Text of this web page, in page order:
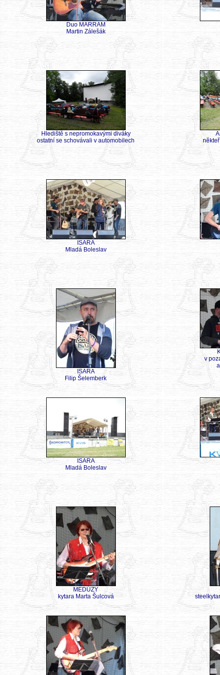
Duo MARRAM
Martin Zálešák
Hlediště s nepromokavými diváky
ostatní se schovávali v automobilech
ISARA
Mladá Boleslav
ISARA
Filip Šelemberk
v
ISARA
Mladá Boleslav
MEDÚZY
kytara Marta Šulcová